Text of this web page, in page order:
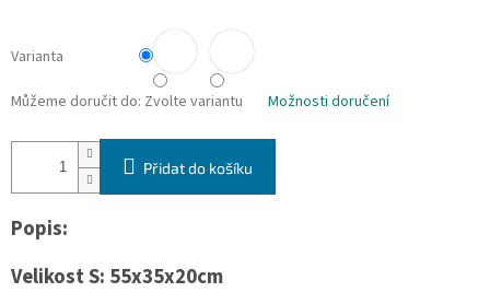
Varianta
Můžeme doručit do: Zvolte variantu Možnosti doručení
Přidat do košíku
Popis:
Velikost S: 55x35x20cm